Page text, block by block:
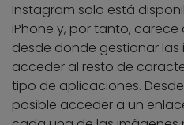
Instagram solo está
iPhone y, por tanto,
desde donde gestionar
acceder al resto de
tipo de aplicaciones.
posible acceder a un